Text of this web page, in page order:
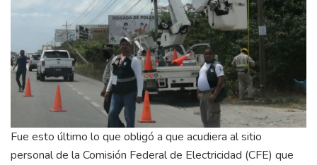
Fue esto último lo que obligó a que acudiera al sitio
personal de la Comisión Federal de Electricidad (CFE) que